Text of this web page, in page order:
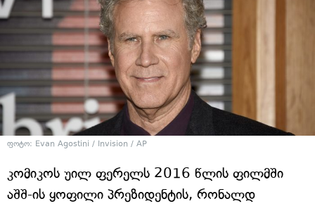
ფოტო: Evan Agostini / Invision / AP
კომიკოს უილ ფერელს 2016 წლის ფილმში
აშშ-ის ყოფილი პრეზიდენტის, რონალდ